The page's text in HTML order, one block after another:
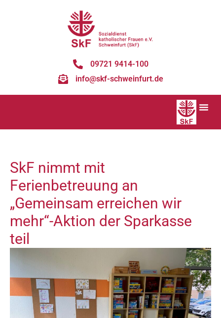
09721 9414-100
info@skf-schweinfurt.de
SkF nimmt mit
Ferienbetreuung an
„Gemeinsam erreichen wir
mehr“-Aktion der Sparkasse
teil